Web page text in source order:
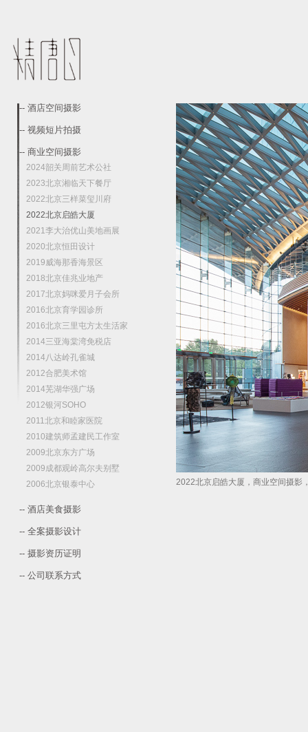
-- 酒店空间摄影
-- 视频短片拍摄
-- 商业空间摄影
2024韶关周前艺术公社
2023北京湘临天下餐厅
2022北京三样菜玺川府
2022北京启皓大厦
2021李大治优山美地画展
2020北京恒田设计
2019威海那香海景区
2018北京佳兆业地产
2017北京妈咪爱月子会所
2016北京育学园诊所
2016北京三里屯方太生活家
2014三亚海棠湾免税店
2014八达岭孔雀城
2012合肥美术馆
2014芜湖华强广场
2012银河SOHO
2011北京和睦家医院
2010建筑师孟建民工作室
2009北京东方广场
2009成都观岭高尔夫别墅
2006北京银泰中心
-- 酒店美食摄影
-- 全案摄影设计
-- 摄影资历证明
-- 公司联系方式
2022北京启皓大厦，商业空间摄影